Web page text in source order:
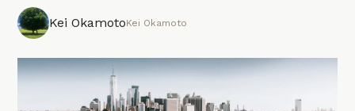
Kei OkamotoKei Okamoto